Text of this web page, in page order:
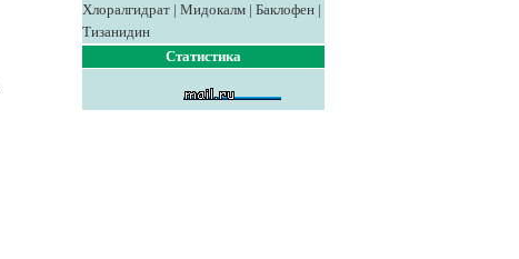
Хлоралгидрат | Мидокалм | Баклофен |
Тизанидин
Статистика